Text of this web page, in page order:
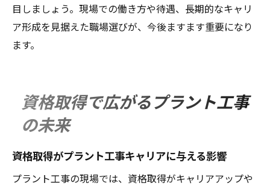
目しましょう。現場での働き方や待遇、長期的なキャリ
ア形成を見据えた職場選びが、今後ますます重要になり
ます。
資格取得で広がるプラント工事
の未来
資格取得がプラント工事キャリアに与える影響
プラント工事の現場では、資格取得がキャリアアップや